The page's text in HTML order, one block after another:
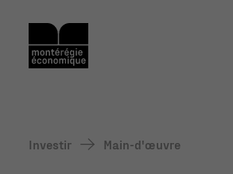
Investir Main-d'œuvre